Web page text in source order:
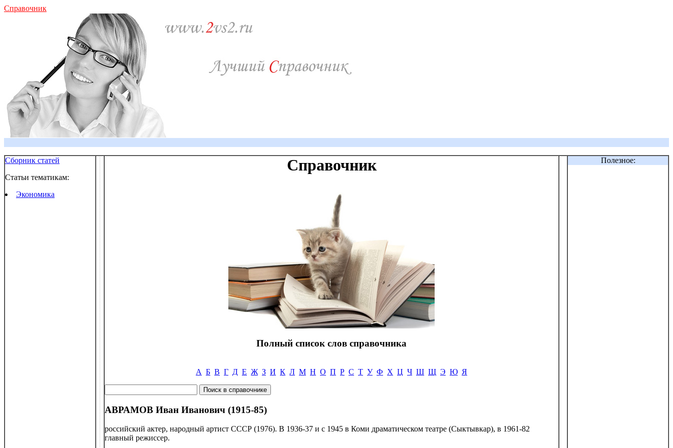
Справочник
Сборник статей
Статьи тематикам:
Экономика
Справочник
Полный список слов справочника
А Б В Г Д Е Ж З И К Л М Н О П Р С Т У Ф Х Ц Ч Ш Щ Э Ю Я
АВРАМОВ Иван Иванович (1915-85)
российский актер, народный артист СССР (1976). В 1936-37 и с 1945 в Коми драматическом театре (Сыктывкар), в 1961-82
главный режиссер.
Полезное: